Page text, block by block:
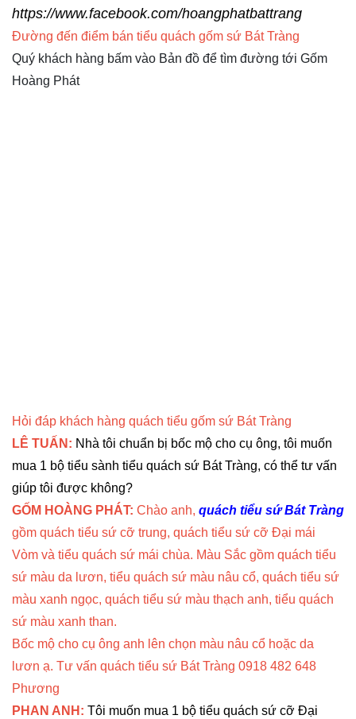
https://www.facebook.com/hoangphatbattrang
Đường đến điểm bán tiểu quách gốm sứ Bát Tràng
Quý khách hàng bấm vào Bản đồ để tìm đường tới Gốm
Hoàng Phát
Hỏi đáp khách hàng quách tiểu gốm sứ Bát Tràng
LÊ TUẤN: Nhà tôi chuẩn bị bốc mộ cho cụ ông, tôi muốn
mua 1 bộ tiểu sành tiểu quách sứ Bát Tràng, có thể tư vấn
giúp tôi được không?
GỐM HOÀNG PHÁT: Chào anh, quách tiểu sứ Bát Tràng
gồm quách tiểu sứ cỡ trung, quách tiểu sứ cỡ Đại mái
Vòm và tiểu quách sứ mái chùa. Màu Sắc gồm quách tiểu
sứ màu da lươn, tiểu quách sứ màu nâu cổ, quách tiểu sứ
màu xanh ngọc, quách tiểu sứ màu thạch anh, tiểu quách
sứ màu xanh than.
Bốc mộ cho cụ ông anh lên chọn màu nâu cổ hoặc da
lươn ạ. Tư vấn quách tiểu sứ Bát Tràng 0918 482 648
Phương
PHAN ANH: Tôi muốn mua 1 bộ tiểu quách sứ cỡ Đại